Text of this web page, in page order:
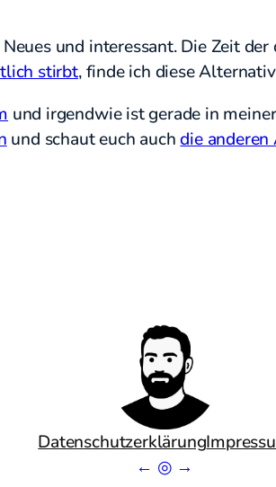
und interessant. Die Zeit
stirbt, finde ich diese
und irgendwie ist gerade in
und schaut euch auchdie
Datenschutzerklärung
← ◎ →